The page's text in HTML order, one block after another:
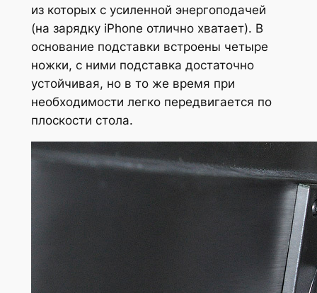
из которых с усиленной энергоподачей
(на зарядку iPhone отлично хватает). В
основание подставки встроены четыре
ножки, с ними подставка достаточно
устойчивая, но в то же время при
необходимости легко передвигается по
плоскости стола.